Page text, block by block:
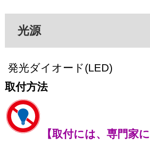
光源
発光ダイオード(LED)
取付方法
【取付には、専門家